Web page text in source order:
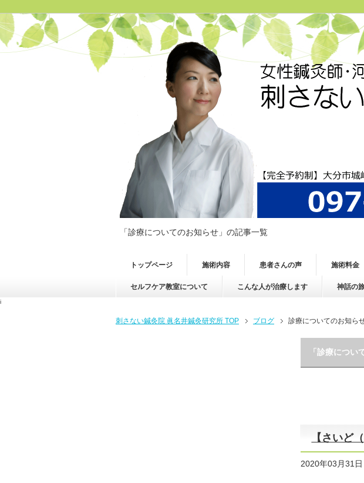
「診療についてのお知らせ」の記事一覧
トップページ 施術内容 患者さんの声 施術料金
セルフケア教室について こんな人が治療します 神話の
i
刺さない鍼灸院 眞名井鍼灸研究所 TOP ブログ 診療についてのお知ら
「診療につい
【さいど
2020年03月31日